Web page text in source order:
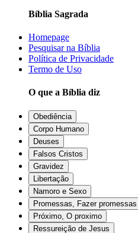
Bíblia Sagrada
Homepage
Pesquisar na Bíblia
Política de Privacidade
Termo de Uso
O que a Bíblia diz
Obediência
Corpo Humano
Deuses
Falsos Cristos
Gravidez
Libertação
Namoro e Sexo
Promessas, Fazer promessas
Próximo, O proximo
Ressureição de Jesus